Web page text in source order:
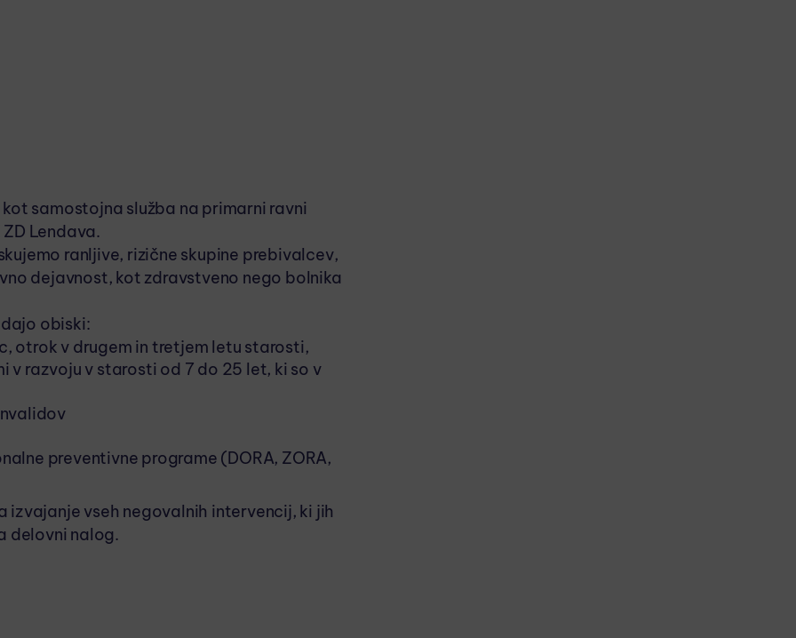
samostojna služba na primarni ravni
Lendava.
ranljive, rizične skupine prebivalcev,
dejavnost, kot zdravstveno nego bolnika
obiski:
otrok v drugem in tretjem letu starosti,
v razvoju v starosti od 7 do 25 let, ki so v
preventivne programe (DORA, ZORA,
izvajanje vseh negovalnih intervencij, ki jih
delovni nalog.